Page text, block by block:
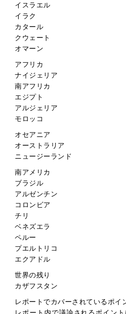
イスラエル
イラク
カタール
クウェート
オマーン
アフリカ
ナイジェリア
南アフリカ
エジプト
アルジェリア
モロッコ
オセアニア
オーストラリア
ニュージーランド
南アメリカ
ブラジル
アルゼンチン
コロンビア
チリ
ベネズエラ
ペルー
プエルトリコ
エクアドル
世界の残り
カザフスタン
レポートでカバーされているポイ